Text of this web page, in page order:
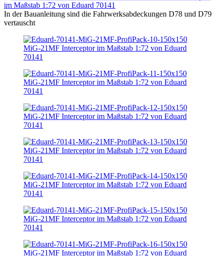
In der Bauanleitung sind die Fahrwerksabdeckungen D78 und D79
vertauscht